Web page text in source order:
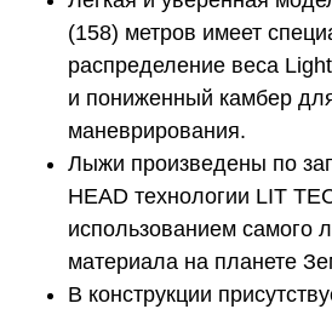
(158) метров имеет
распределение веса
и пониженный камбер
маневрирования.
Лыжи произведены по
HEAD технологии LIT
использованием самого
материала на планете
В конструкции